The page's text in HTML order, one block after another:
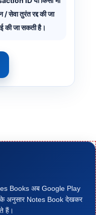
सेवा तुरंत रद्द की जा
की जा सकती है।
Books अब Google Play
के अनुसार Notes Book देखकर
हैं।